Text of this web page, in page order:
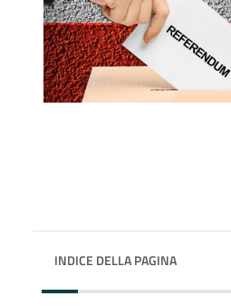
INDICE DELLA PAGINA